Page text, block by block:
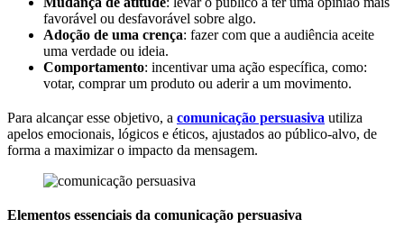
favorável ou desfavorável sobre algo.
Adoção de uma crença: fazer com que a audiência aceite
uma verdade ou ideia.
Comportamento: incentivar uma ação específica, como:
votar, comprar um produto ou aderir a um movimento.
Para alcançar esse objetivo, a comunicação persuasiva utiliza
apelos emocionais, lógicos e éticos, ajustados ao público-alvo, de
forma a maximizar o impacto da mensagem​.
Elementos essenciais da comunicação persuasiva